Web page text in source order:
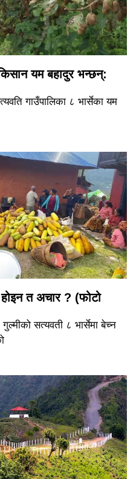
यम बहादुर भन्छन्:
गाउँपालिका ८ भार्सेका यम
त अचार ? (फोटो
सत्यवती ८ भार्सेमा बेच्न